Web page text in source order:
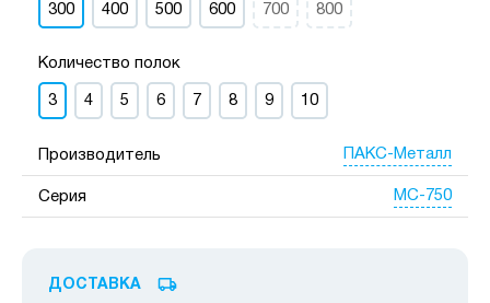
300 400 500 600 700 800
Количество полок
3 4 5 6 7 8 9 10
Производитель ПАКС-Металл
Серия МС-750
ДОСТАВКА